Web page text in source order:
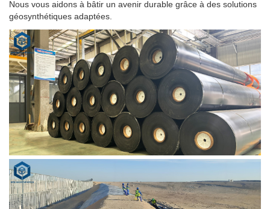
Nous vous aidons à bâtir un avenir durable grâce à des solutions
géosynthétiques adaptées.